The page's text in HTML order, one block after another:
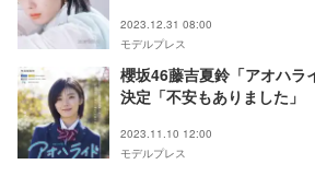
2023.12.31 08:00
モデルプレス
櫻坂46藤吉夏鈴「アオハラ
決定「不安もありました」
2023.11.10 12:00
モデルプレス